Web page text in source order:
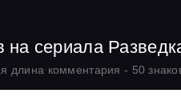
на сериала
длина комментария - 50